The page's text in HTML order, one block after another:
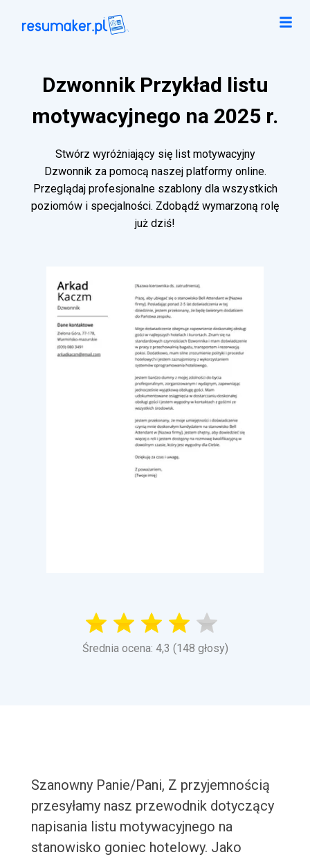
Dzwonnik Przykład listu
motywacyjnego na 2025 r.
Stwórz wyróżniający się list motywacyjny
Dzwonnik za pomocą naszej platformy online.
Przeglądaj profesjonalne szablony dla wszystkich
poziomów i specjalności. Zdobądź wymarzoną rolę
już dziś!
Średnia ocena: 4,3 (148 głosy)
Szanowny Panie/Pani, Z przyjemnością
przesyłamy nasz przewodnik dotyczący
napisania listu motywacyjnego na
stanowisko goniec hotelowy. Jako